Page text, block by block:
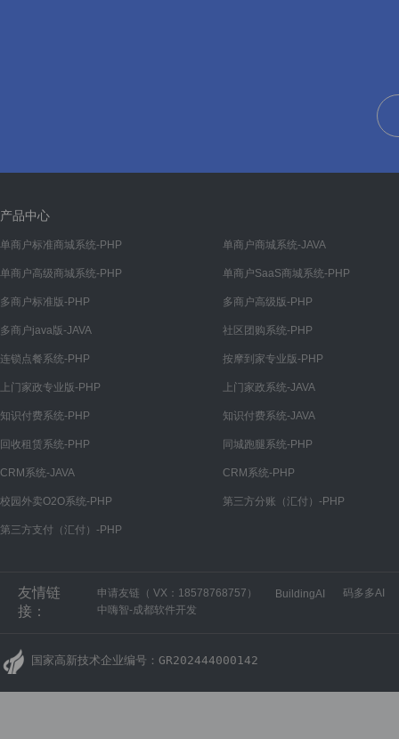
产品中心
单商户标准商城系统-PHP 单商户商城系统-JAVA
单商户高级商城系统-PHP 单商户SaaS商城系统-PHP
多商户标准版-PHP 多商户高级版-PHP
多商户java版-JAVA 社区团购系统-PHP
连锁点餐系统-PHP 按摩到家专业版-PHP
上门家政专业版-PHP 上门家政系统-JAVA
知识付费系统-PHP 知识付费系统-JAVA
回收租赁系统-PHP 同城跑腿系统-PHP
CRM系统-JAVA CRM系统-PHP
校园外卖O2O系统-PHP 第三方分账（汇付）-PHP
第三方支付（汇付）-PHP
友情链
接：
申请友链（ VX：18578768757） BuildingAI
码多多AI
中嗨智-成都软件开发
国家高新技术企业编号：GR202444000142